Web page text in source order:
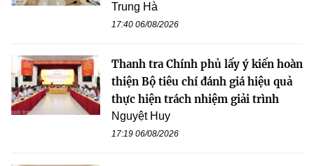
Trung Hà
17:40 06/08/2026
Thanh tra Chính phủ lấy ý kiến hoàn
thiện Bộ tiêu chí đánh giá hiệu quả
thực hiện trách nhiệm giải trình
Nguyệt Huy
17:19 06/08/2026